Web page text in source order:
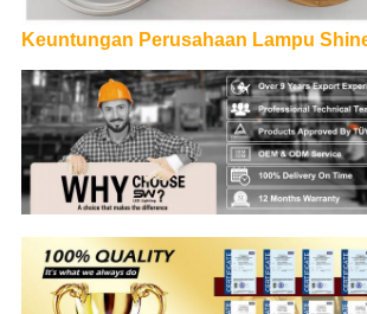
Keuntungan Perusahaan Lampu